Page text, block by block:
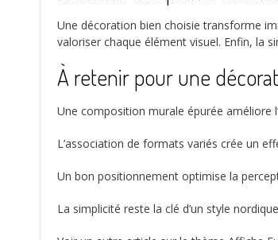
Une décoration bien choisie transforme
valoriser chaque élément visuel. Enfin, la
À retenir pour une
Une composition murale épurée améliore
L’association de formats variés crée un
Un bon positionnement optimise la
La simplicité reste la clé d’un style